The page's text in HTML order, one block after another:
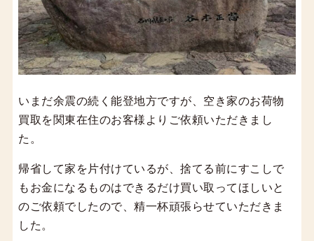
いまだ余震の続く能登地方ですが、空き家のお荷物
買取を関東在住のお客様よりご依頼いただきまし
た。
帰省して家を片付けているが、捨てる前にすこしで
もお金になるものはできるだけ買い取ってほしいと
のご依頼でしたので、精一杯頑張らせていただきま
した。